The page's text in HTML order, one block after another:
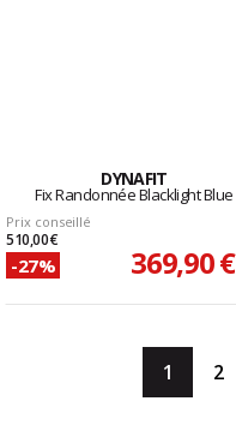
DYNAFIT
Fix Randonnée Blacklight Blue
Prix conseillé
510,00 €
-27% 369,90 €
1 2